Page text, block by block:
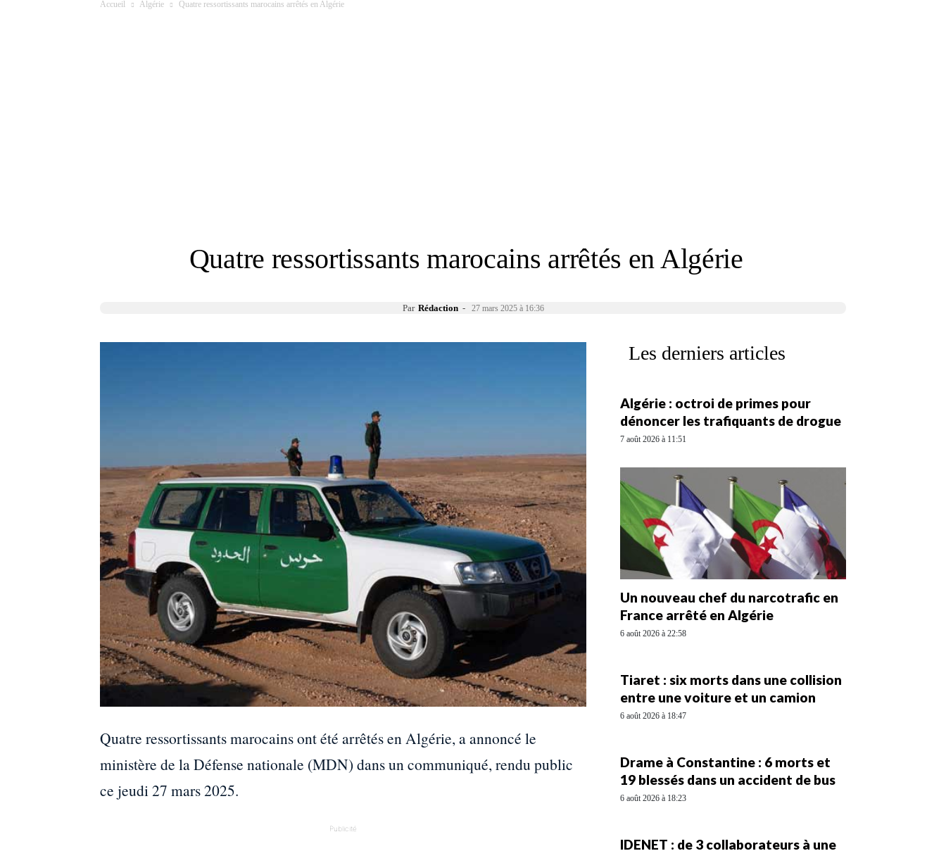
Accueil Algérie Quatre ressortissants marocains arrêtés en Algérie
Quatre ressortissants marocains arrêtés en Algérie
Par Rédaction - 27 mars 2025 à 16:36
Quatre ressortissants marocains ont été arrêtés en Algérie, a annoncé le
ministère de la Défense nationale (MDN) dans un communiqué, rendu public
ce jeudi 27 mars 2025.
Publicité
Les derniers articles
Algérie : octroi de primes pour
dénoncer les trafiquants de drogue
7 août 2026 à 11:51
Un nouveau chef du narcotrafic en
France arrêté en Algérie
6 août 2026 à 22:58
Tiaret : six morts dans une collision
entre une voiture et un camion
6 août 2026 à 18:47
Drame à Constantine : 6 morts et
19 blessés dans un accident de bus
6 août 2026 à 18:23
IDENET : de 3 collaborateurs à une